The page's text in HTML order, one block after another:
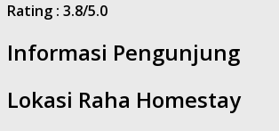
Rating : 3.8/5.0
Informasi Pengunjung
Lokasi Raha Homestay